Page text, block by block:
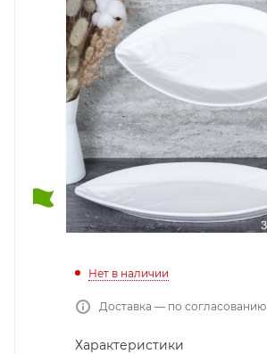
Нет в наличии
Доставка — по согласованию
Характеристики